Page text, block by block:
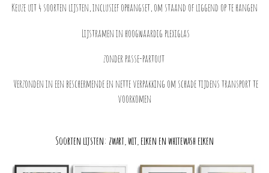
Keuze uit 4 soorten lijsten, inclusief ophangset, om staand of liggend op te hangen
Lijstramen in hoogwaardig plexiglas
zonder passe-partout
Verzonden in een beschermende en nette verpakking om schade tijdens transport te
voorkomen
Soorten lijsten: zwart, wit, eiken en whitewash eiken